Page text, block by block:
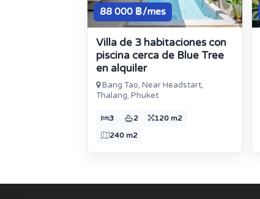
88 000 ฿/mes
Villa de 3 habitaciones con
piscina cerca de Blue Tree
en alquiler
Bang Tao, Near Headstart,
Thalang, Phuket
3 2
120 m2
240 m2